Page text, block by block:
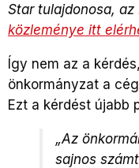
Star tulajdonosa, az
közleménye itt
Így nem az a
önkormányzat a
Ezt a kérdést újabb
„Az
sajnos